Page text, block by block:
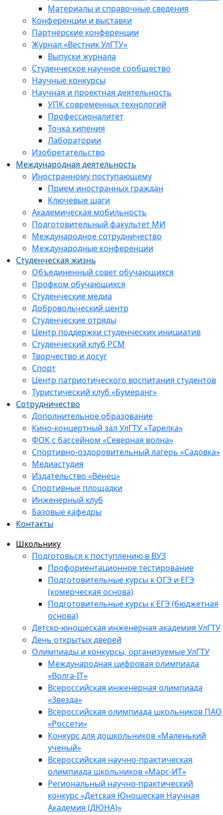
Материалы и справочные сведения
Конференции и выставки
Партнёрские конференции
Журнал «Вестник УлГТУ»
Выпуски журнала
Студенческое научное сообщество
Научные конкурсы
Научная и проектная деятельность
УПК современных технологий
Профессионалитет
Точка кипения
Лаборатории
Изобретательство
Международная деятельность
Иностранному поступающему
Прием иностранных граждан
Ключевые шаги
Академическая мобильность
Подготовительный факультет МИ
Международное сотрудничество
Международные конференции
Студенческая жизнь
Объединенный совет обучающихся
Профком обучающихся
Студенческие медиа
Добровольческий центр
Студенческие отряды
Центр поддержки студенческих инициатив
Студенческий клуб РСМ
Творчество и досуг
Спорт
Центр патриотического воспитания студентов
Туристический клуб «Бумеранг»
Сотрудничество
Дополнительное образование
Кино-концертный зал УлГТУ «Тарелка»
ФОК с бассейном «Северная волна»
Спортивно-оздоровительный лагерь «Садовка»
Медиастудия
Издательство «Венец»
Спортивные площадки
Инженерный клуб
Базовые кафедры
Контакты
Школьнику
Подготовься к поступлению в ВУЗ
Профориентационное тестирование
Подготовительные курсы к ОГЭ и ЕГЭ
(комерческая основа)
Подготовительные курсы к ЕГЭ (бюджетная
основа)
Детско-юношеская инженерная академия УлГТУ
День открытых дверей
Олимпиады и конкурсы, организуемые УлГТУ
Международная цифровая олимпиада
«Волга-IT»
Всероссийская инженерная олимпиада
«Звезда»
Всероссийская олимпиада школьников ПАО
«Россети»
Конкурс для дошкольников «Маленький
ученый»
Всероссийская научно-практическая
олимпиада школьников «Марс-ИТ»
Региональный научно-практический
конкурс «Детская Юношеская Научная
Академия (ДЮНА)»